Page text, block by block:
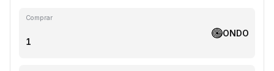
Comprar
ONDO